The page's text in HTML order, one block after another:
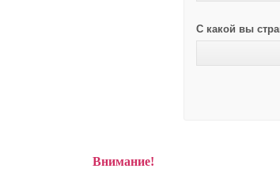
С какой вы
Внимание!